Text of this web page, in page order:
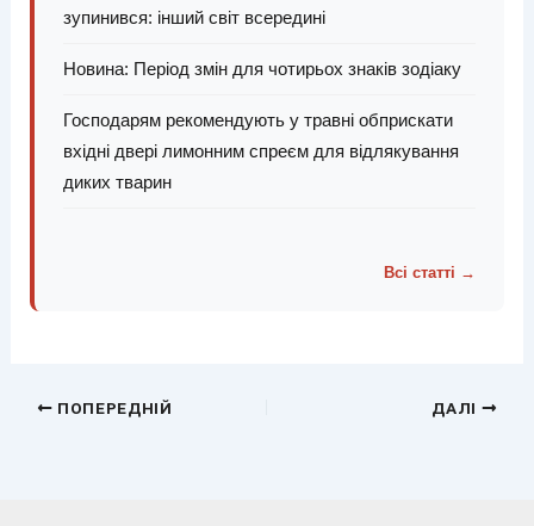
зупинився: інший світ всередині
Новина: Період змін для чотирьох знаків зодіаку
Господарям рекомендують у травні обприскати
вхідні двері лимонним спреєм для відлякування
диких тварин
Всі статті →
ПОПЕРЕДНІЙ ДАЛІ